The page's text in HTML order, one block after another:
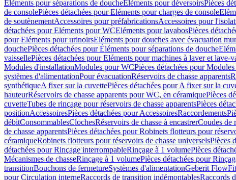
Eléments pour séparations de doucheEléments pour déversoirsPièces
de consolePièces détachées pour Eléments pour charges de console
de soutènementAccessoires pour préfabricationsAccessoires pour
détachées pour Eléments pour WCEléments pour lavabosPièces
pour Eléments pour urinoirsEléments pour douches avec évacuation
douchePièces détachées pour Éléments pour séparations de douche
vaissellePièces détachées pour Eléments pour machines à laver et lave-
Modules d'installationModules pour WCPièces détachées pour
systèmes d'alimentationPour évacuationRéservoirs de chasse apparents
synthétiqueA fixer sur la cuvettePièces détachées pour A fixer sur la
hauteurRéservoirs de chasse apparents pour WC, en céramiquePièces
cuvetteTubes de rinçage pour réservoirs de chasse apparentsPièces
positionAccessoiresPièces détachées pour AccessoiresRaccordements
débitConsommablesClochesRéservoirs de chasse à encastrerCoudes de
de chasse apparentsPièces détachées pour Robinets flotteurs pour
céramiqueRobinets flotteurs pour réservoirs de chasse universelsPièces
détachées pour Rinçage interrompableRinçage à 1 volumePièces
Mécanismes de chasseRinçage à 1 volumePièces détachées pour
transitionBouchons de fermetureSystèmes d'alimentationGeberit FlowFit
pour Circulation interneRaccords de transition indémontablesRaccords